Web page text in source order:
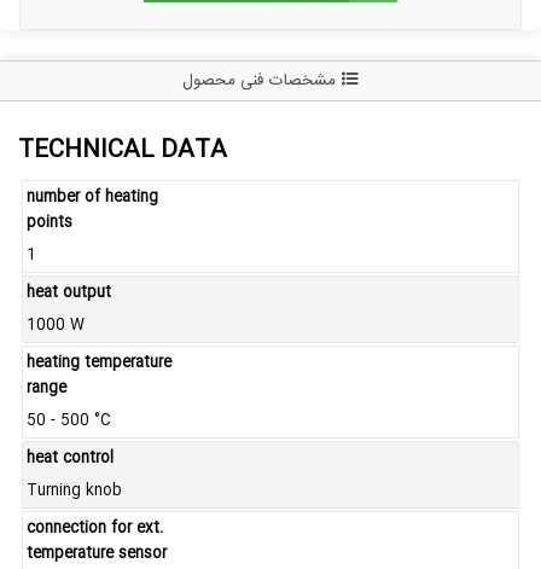
مشخصات فنی محصول
TECHNICAL DATA
number of heating
points
1
heat output
1000 W
heating temperature
range
50 - 500 °C
heat control
Turning knob
connection for ext.
temperature sensor